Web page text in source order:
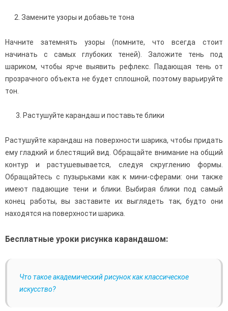
2. Замените узоры и добавьте тона
Начните затемнять узоры (помните, что всегда стоит
начинать с самых глубоких теней). Заложите тень под
шариком, чтобы ярче выявить рефлекс. Падающая тень от
прозрачного объекта не будет сплошной, поэтому варьируйте
тон.
3. Растушуйте карандаш и поставьте блики
Растушуйте карандаш на поверхности шарика, чтобы придать
ему гладкий и блестящий вид. Обращайте внимание на общий
контур и растушевывается, следуя скруглению формы.
Обращайтесь с пузырьками как к мини-сферами: они также
имеют падающие тени и блики. Выбирая блики под самый
конец работы, вы заставите их выглядеть так, будто они
находятся на поверхности шарика.
Бесплатные уроки рисунка карандашом:
Что такое академический рисунок как классическое
искусство?